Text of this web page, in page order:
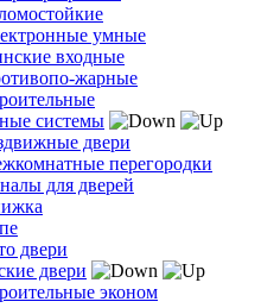
умные
входные
жарные
системы
двери
перегородки
для дверей
двери
двери
эконом